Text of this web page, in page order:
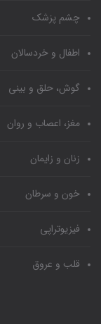
چشم پزشک
اطفال و خردسالان
گوش، حلق و بینی
مغز، اعصاب و روان
زنان و زایمان
خون و سرطان
فیزیوتراپی
قلب و عروق